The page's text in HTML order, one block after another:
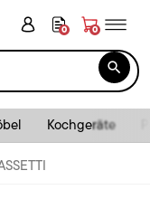
0 0

Kochgeräte